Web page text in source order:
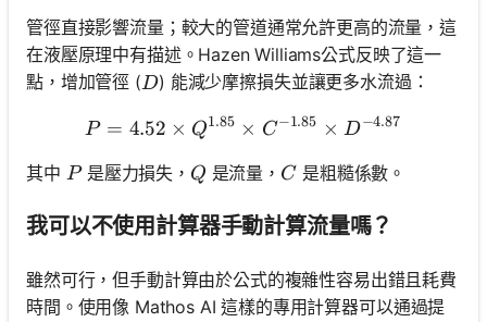
管徑直接影響流量；較大的管道通常允許更高的流量，這
在液壓原理中有描述。Hazen Williams公式反映了這一
點，增加管徑 (D
D) 能減少摩擦損失並讓更多水流過：
P = 4.52 \times Q^{1.85}
P = 4.52 × Q1.85 × C−1.85 × D−4.87
其中 P
P是壓力損失， Q
Q 是流量， C
C 是粗糙係數。
我可以不使用計算器手動計算流量嗎？
雖然可行，但手動計算由於公式的複雜性容易出錯且耗費
時間。使用像 Mathos AI 這樣的專用計算器可以通過提